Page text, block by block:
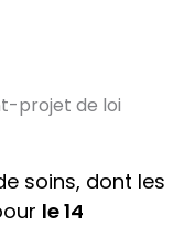
projet de loi
soins, dont les
le 14